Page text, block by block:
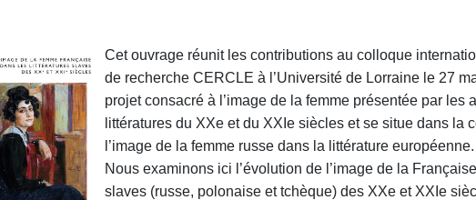
Cet ouvrage réunit les contributions au colloque
de recherche CERCLE à l’Université de Lorraine le 27
projet consacré à l’image de la femme présentée par les
littératures du XXe et du XXIe siècles et se situe dans la
l’image de la femme russe dans la littérature européenne.
Nous examinons ici l’évolution de l’image de la
slaves (russe, polonaise et tchèque) des XXe et XXIe